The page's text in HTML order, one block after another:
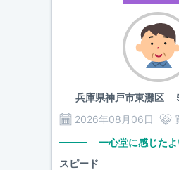
兵庫県神戸市東灘区
2026年08月06日
一心堂に感じた
スピード